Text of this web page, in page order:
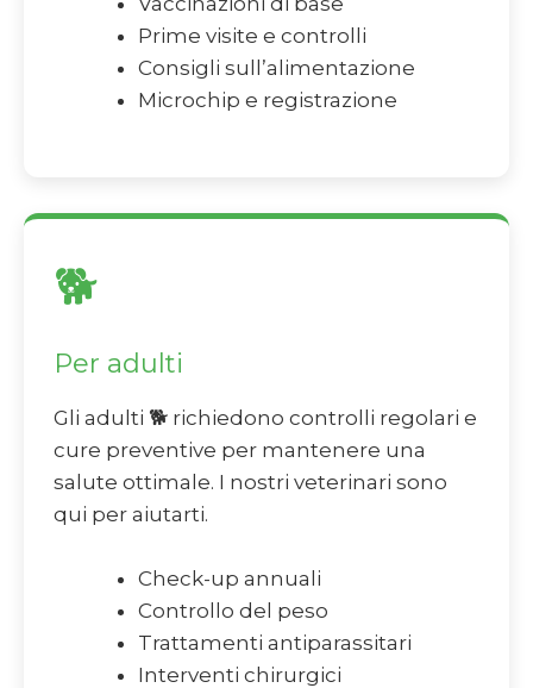
Prime visite e controlli
Consigli sull’alimentazione
Microchip e registrazione
🐕
Per adulti
Gli adulti 🐕 richiedono controlli regolari e
cure preventive per mantenere una
salute ottimale. I nostri veterinari sono
qui per aiutarti.
Check-up annuali
Controllo del peso
Trattamenti antiparassitari
Interventi chirurgici